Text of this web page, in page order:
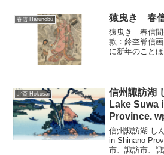
め三番目の左
この絵には、多
春信 Harunobu 猿曳き 春
猿曳き 春信間
款：鈴杢脊信
に新年のこと
それは、振袖姿
北斎 Hokusai
信州諏訪湖
Lake Suwa
Province.
信州諏訪湖 し
in Shinano
市、諏訪市、